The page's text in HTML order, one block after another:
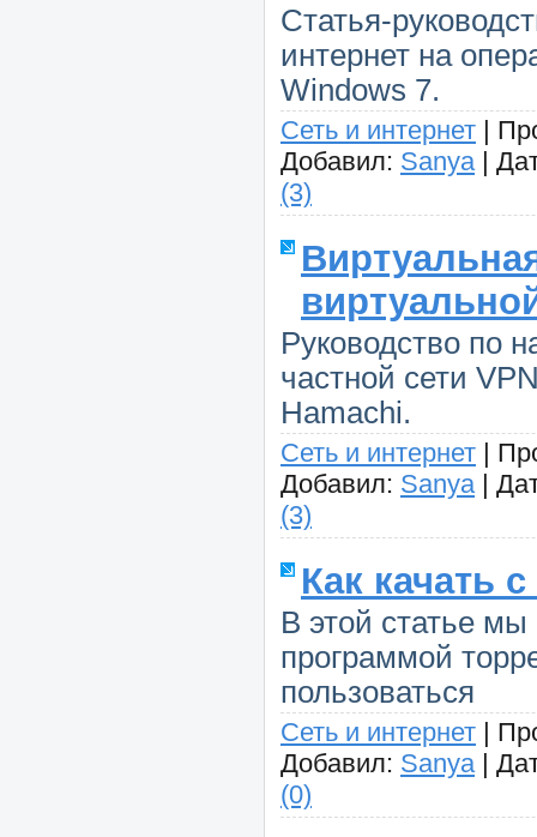
Статья-
интернет на
Windows 7.
Сеть и интернет |
Добавил: Sanya |
(3)
Руководство по
частной сети
Hamachi.
Сеть и интернет |
Добавил: Sanya |
(3)
Как качать
В этой статье
программой
пользоваться
Сеть и интернет |
Добавил: Sanya |
(0)